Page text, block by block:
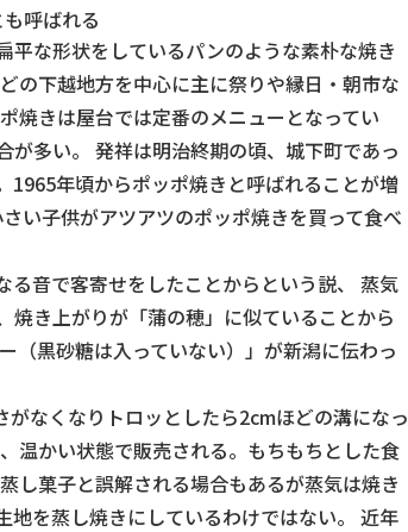
呼ばれる
平な形状をしているパンのような素朴な焼き
の下越地方を中心に主に祭りや縁日・朝市な
焼きは屋台では定番のメニューとなってい
多い。 発祥は明治終期の頃、城下町であっ
年頃からポッポ焼きと呼ばれることが増
い子供がアツアツのポッポ焼きを買って食べ
音で客寄せをしたことからという説、 蒸気
き上がりが「蒲の穂」に似ていることから
（黒砂糖は入っていない）」が新潟に伝わっ
なくなりトロッとしたら2cmほどの溝になっ
温かい状態で販売される。もちもちとした食
し菓子と誤解される場合もあるが蒸気は焼き
を蒸し焼きにしているわけではない。 近年